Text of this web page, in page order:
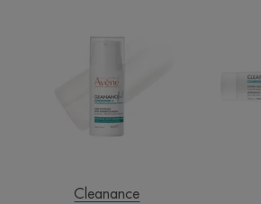
Cilt
Kusurları
için
Kremi
Cleanance